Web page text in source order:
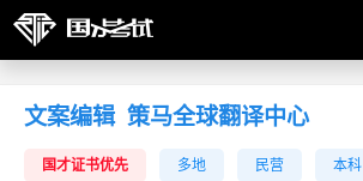
文案编辑 策马全球翻译中心
国才证书优先 多地 民营 本科